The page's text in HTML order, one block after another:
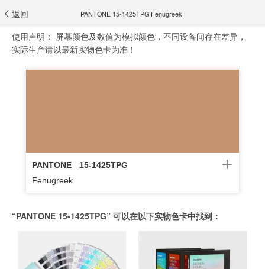
返回 PANTONE 15-1425TPG Fenugreek
使用声明： 屏幕颜色及数值为模拟颜色，不同设备间存在差异，
实际生产请以最新实物色卡为准！
PANTONE
15-1425TPG
Fenugreek
“PANTONE 15-1425TPG” 可以在以下实物色卡中找到：